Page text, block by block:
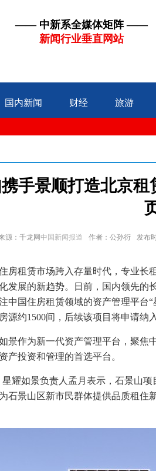
—— 中新系全媒体矩阵 ——
新闻行业垂直网站
国内新闻 财经 旅游
手景顺打造北京
源：千龙网中国新闻报道 作者：公孙衍 发布
房租赁市场跨入存量时代，专业长
发展的新趋势。日前，国内领先的
中国住房租赁领域的资产管理平台
源约1500间，后续该项目将申请纳
景作为新一代资产管理平台，聚焦
产投资和管理的首选平台。
星耀如景负责人孟月表示，石景山
石景山区新市民群体提供品质租